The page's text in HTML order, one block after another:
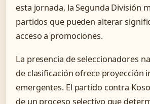
esta jornada, la Segunda División
partidos que pueden alterar
acceso a promociones.
La presencia de seleccionadores
de clasificación ofrece proyección
emergentes. El partido contra
de un proceso selectivo que